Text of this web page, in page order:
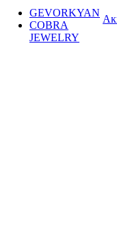
GEVORKYAN
COBRA
JEWELRY